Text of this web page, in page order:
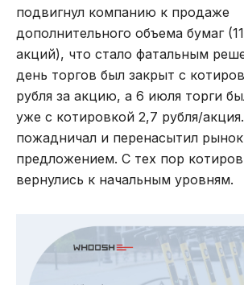
подвигнул компанию к продаже
дополнительного объема бумаг
акций), что стало фатальным
день торгов был закрыт с
рубля за акцию, а 6 июля торги
уже с котировкой 2,7 рубля/
пожадничал и перенасытил рынок
предложением. С тех пор
вернулись к начальным уровням.